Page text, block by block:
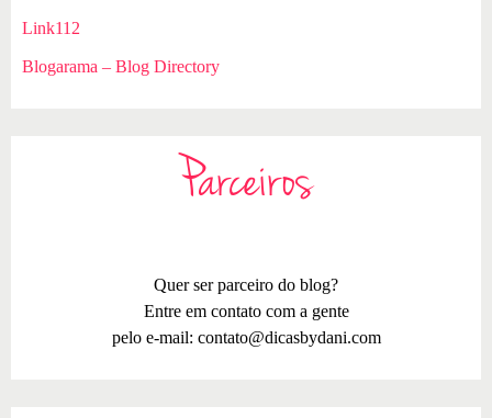
Link112
Blogarama – Blog Directory
Parceiros
Quer ser parceiro do blog?
Entre em contato com a gente
pelo e-mail: contato@dicasbydani.com